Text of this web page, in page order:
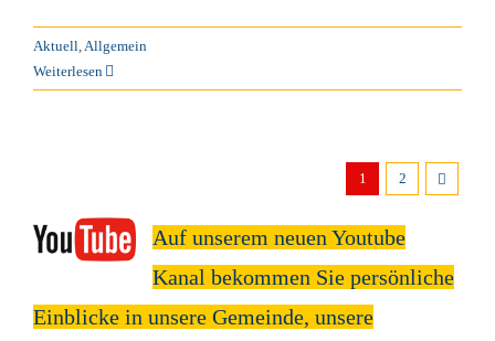
Aktuell Allgemein
Weiterlesen
1 2
Auf unserem neuen Youtube
Kanal bekommen Sie persönliche
Einblicke in unsere Gemeinde, unsere